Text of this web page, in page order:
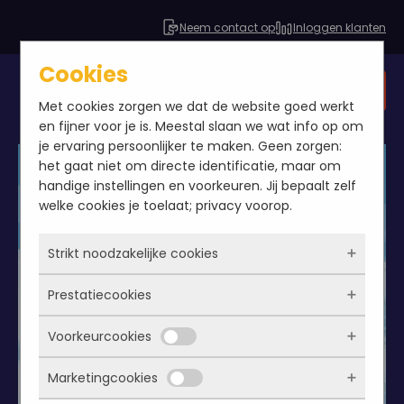
Neem contact op Inloggen klanten
Cookies
Met cookies zorgen we dat de website goed werkt
en fijner voor je is. Meestal slaan we wat info op om
je ervaring persoonlijker te maken. Geen zorgen:
het gaat niet om directe identificatie, maar om
handige instellingen en voorkeuren. Jij bepaalt zelf
welke cookies je toelaat; privacy voorop.
Strikt noodzakelijke cookies
Deze cookies zorgen ervoor dat de website
überhaupt werkt. Ze zijn dus altijd actief en
kunnen niet worden uitgezet. Meestal worden
ze alleen geplaatst als jij iets doet, zoals
inloggen, een formulier invullen of je
Prestatiecookies
Met deze cookies zien we hoe vaak onze site
bezocht wordt, waar bezoekers vandaan
komen en welke pagina’s populair zijn. Zo
Voorkeurcookies
Deze cookies onthouden jouw voorkeuren.
Marketingcookies